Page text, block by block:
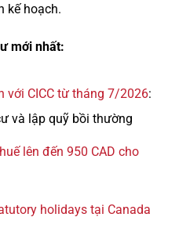
kế hoạch.
mới nhất:
với CICC từ tháng 7/2026:
và lập quỹ bồi thường
lên đến 950 CAD cho
holidays tại Canada